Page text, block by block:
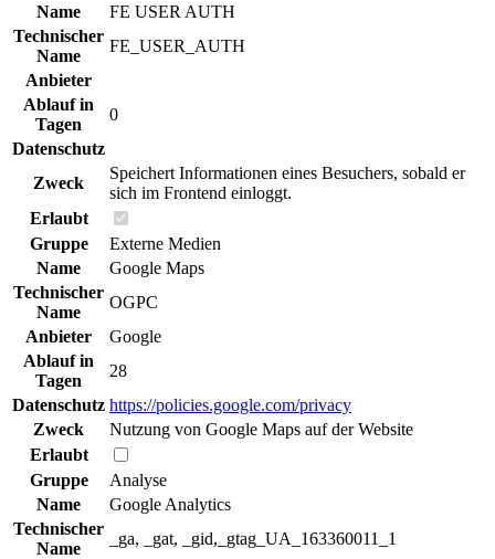
Name
FE USER AUTH
Technischer
Name
FE_USER_AUTH
Anbieter
Ablauf in
Tagen
0
Datenschutz
Zweck
Speichert Informationen eines Besuchers, sobald er
sich im Frontend einloggt.
Erlaubt
Gruppe
Externe Medien
Name
Google Maps
Technischer
Name
OGPC
Anbieter
Google
Ablauf in
Tagen
28
Datenschutz https://policies.google.com/privacy
Zweck
Nutzung von Google Maps auf der Website
Erlaubt
Gruppe
Analyse
Name
Google Analytics
Technischer
Name
_ga, _gat, _gid,_gtag_UA_163360011_1